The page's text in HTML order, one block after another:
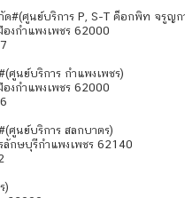
#(ศูนย์บริการ P, S-T ค็อกพิท จรูญก
งกำแพงเพชร 62000
ศูนย์บริการ กำแพงเพชร)
งกำแพงเพชร 62000
ศูนย์บริการ สลกบาตร)
กษบุรีกำแพงเพชร 62140
)